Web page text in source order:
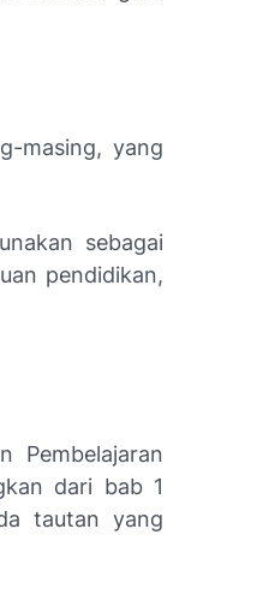
masing, yang
sebagai
pendidikan,
Pembelajaran
dari bab 1
tautan yang